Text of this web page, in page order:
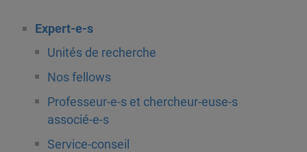
Expert-e-s
Unités de recherche
Nos fellows
Professeur-e-s et chercheur-euse-s
associé-e-s
Service-conseil